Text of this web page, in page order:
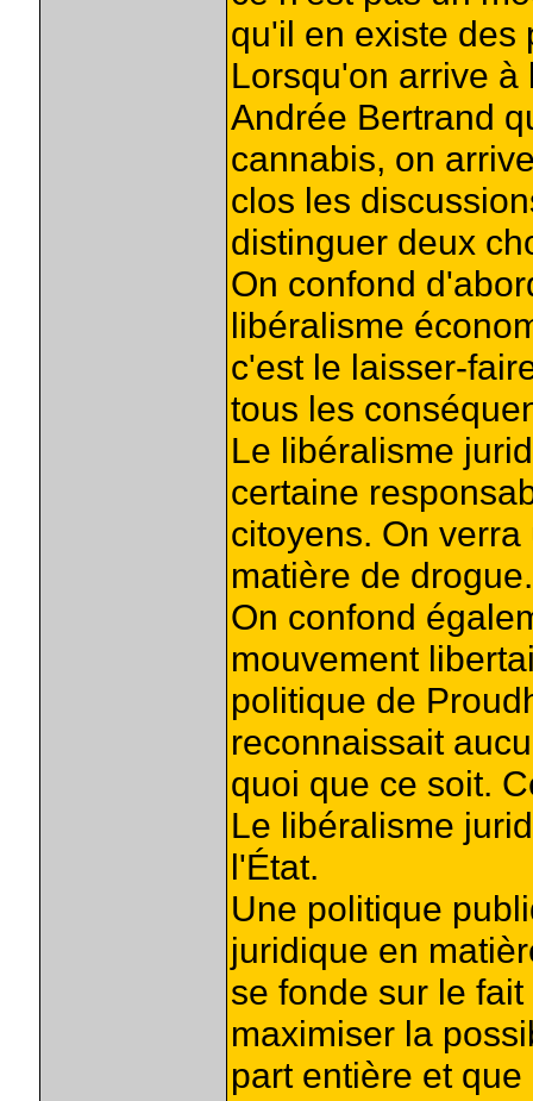
qu'il en existe des
Lorsqu'on arrive
Andrée Bertrand
cannabis, on
clos les
distinguer deux
On confond
libéralisme
c'est le laisser-
tous les
Le libéralisme
certaine
citoyens. On
matière de drogue.
On confond
mouvement
politique de
reconnaissait
quoi que ce soit.
Le libéralisme
l'État.
Une politique
juridique en
se fonde sur le
maximiser la
part entière et